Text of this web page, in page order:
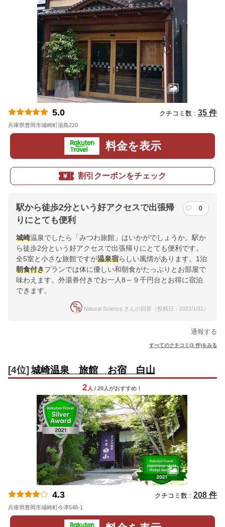
5.0 クチコミ数 : 35 件
兵庫県豊岡市城崎町湯島220
料金を表示
割引クーポンをチェック
駅から徒歩2分という好アクセスで出張帰
りにとても便利
0
城崎温泉でしたら「みつわ旅館」はいかがでしょうか。駅か
ら徒歩2分という好アクセスで出張帰りにとても便利です。
全5室と小さな旅館ですが温泉宿らしい風情があります。1泊
朝食付きプランでは体に優しい和朝食がたっぷりとお部屋で
味わえます。外湯券付きでお一人8～９千円台とお得に宿泊
できます。
Natural Science さんの回答（投稿日：2022/1/31）
通報する
すべてのクチコミ(3 件)をみる
[4位] 城崎温泉 旅館 お宿 白山
2 人 / 20人がおすすめ！
4.3 クチコミ数 : 208 件
兵庫県豊岡市城崎町今津548-1